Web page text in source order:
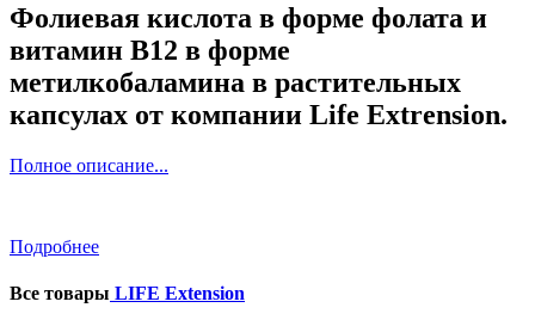
Фолиевая кислота в форме фолата и
витамин B12 в форме
метилкобаламина в растительных
капсулах от компании Life Extrension.
Полное описание...
Подробнее
Все товары LIFE Extension